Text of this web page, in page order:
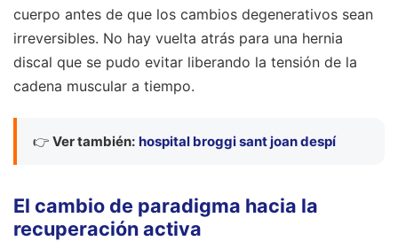
cuerpo antes de que los cambios degenerativos sean
irreversibles. No hay vuelta atrás para una hernia
discal que se pudo evitar liberando la tensión de la
cadena muscular a tiempo.
👉 Ver también: hospital broggi sant joan despí
El cambio de paradigma hacia la
recuperación activa